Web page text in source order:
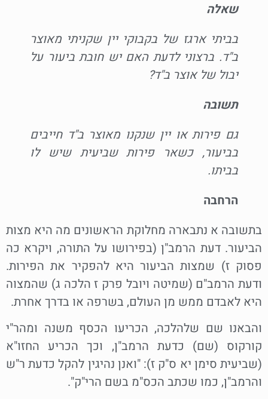
שאלה
בביתי ארגז של בקבוקי יין שקניתי מאוצר
ב"ד. ברצוני לדעת האם יש חובת ביעור על
יבול של אוצר ב"ד?
תשובה
גם פירות או יין שנקנו מאוצר ב"ד חייבים
בביעור, כשאר פירות שביעית שיש לו
בביתו.
הרחבה
בתשובה א נתבארה מחלוקת הראשונים מה היא מצות
הביעור. דעת הרמב"ן (בפירושו על התורה, ויקרא כה
פסוק ז) שמצות הביעור היא להפקיר את הפירות.
ודעת הרמב"ם (שמיטה ויובל פרק ז הלכה ג) שהמצוה
היא לאבדם ממש מן העולם, בשרפה או בדרך אחרת.
והבאנו שם שלהלכה, הכריעו הכסף משנה ומהר"י
קורקוס (שם) כדעת הרמב"ן, וכך הכריע החזו"א
(שביעית סימן יא ס"ק ז): "ואנן נהיגין להקל כדעת ר"ש
והרמב"ן, כמו שכתב הכס"מ בשם הרי"ק".